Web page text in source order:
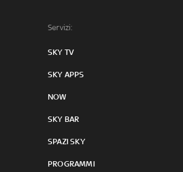
Servizi:
SKY TV
SKY APPS
NOW
SKY BAR
SPAZI SKY
PROGRAMMI